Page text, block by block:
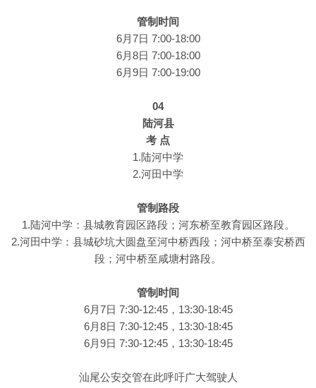
管制时间
6月7日 7:00-18:00
6月8日 7:00-18:00
6月9日 7:00-19:00
04
陆河县
考 点
1.陆河中学
2.河田中学
管制路段
1.陆河中学：县城教育园区路段；河东桥至教育园区路段。
2.河田中学：县城砂坑大圆盘至河中桥西段；河中桥至泰安桥西
段；河中桥至咸塘村路段。
管制时间
6月7日 7:30-12:45，13:30-18:45
6月8日 7:30-12:45，13:30-18:45
6月9日 7:30-12:45，13:30-18:45
汕尾公安交管在此呼吁广大驾驶人